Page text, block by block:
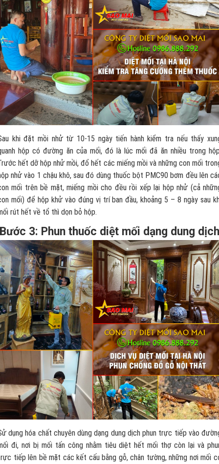
khi đặt mồi nhử từ 10-15 ngày tiến hành kiểm tra nếu thấy
hộp có đường ăn của mối, đó là lúc mối đã ăn nhiều trong
hết dỡ hộp nhử mồi, đổ hết các miếng mồi và những con mối
nhử vào 1 chậu khô, sau đó dùng thuốc bột PMC90 bơm đều lên
mối trên bề mặt, miếng mồi cho đều rồi xếp lại hộp nhử (cả
mối) để hộp khử vào đúng vị trí ban đầu, khoảng 5 – 8 ngày sau
rút hết về tổ thì dọn bỏ hộp.
Bước 3: Phun thuốc diệt mối dạng dung dịch
dụng hóa chất chuyên dùng dạng dung dịch phun trực tiếp vào
đi, nơi bị mối tấn công nhằm tiêu diệt hết mối thợ còn lại và
tiếp lên bề mặt các kết cấu bằng gỗ, chân tường, những nơi mối